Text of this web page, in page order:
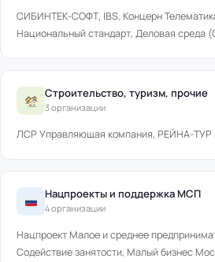
СИБИНТЕК-СОФТ, IBS, Концерн
Национальный стандарт, Деловая среда
Строительство, туризм, прочие
3 организации
ЛСР Управляющая компания, РЕЙНА-ТУР
Нацпроекты и поддержка МСП
4 организации
Нацпроект Малое и среднее
Содействие занятости, Малый бизнес